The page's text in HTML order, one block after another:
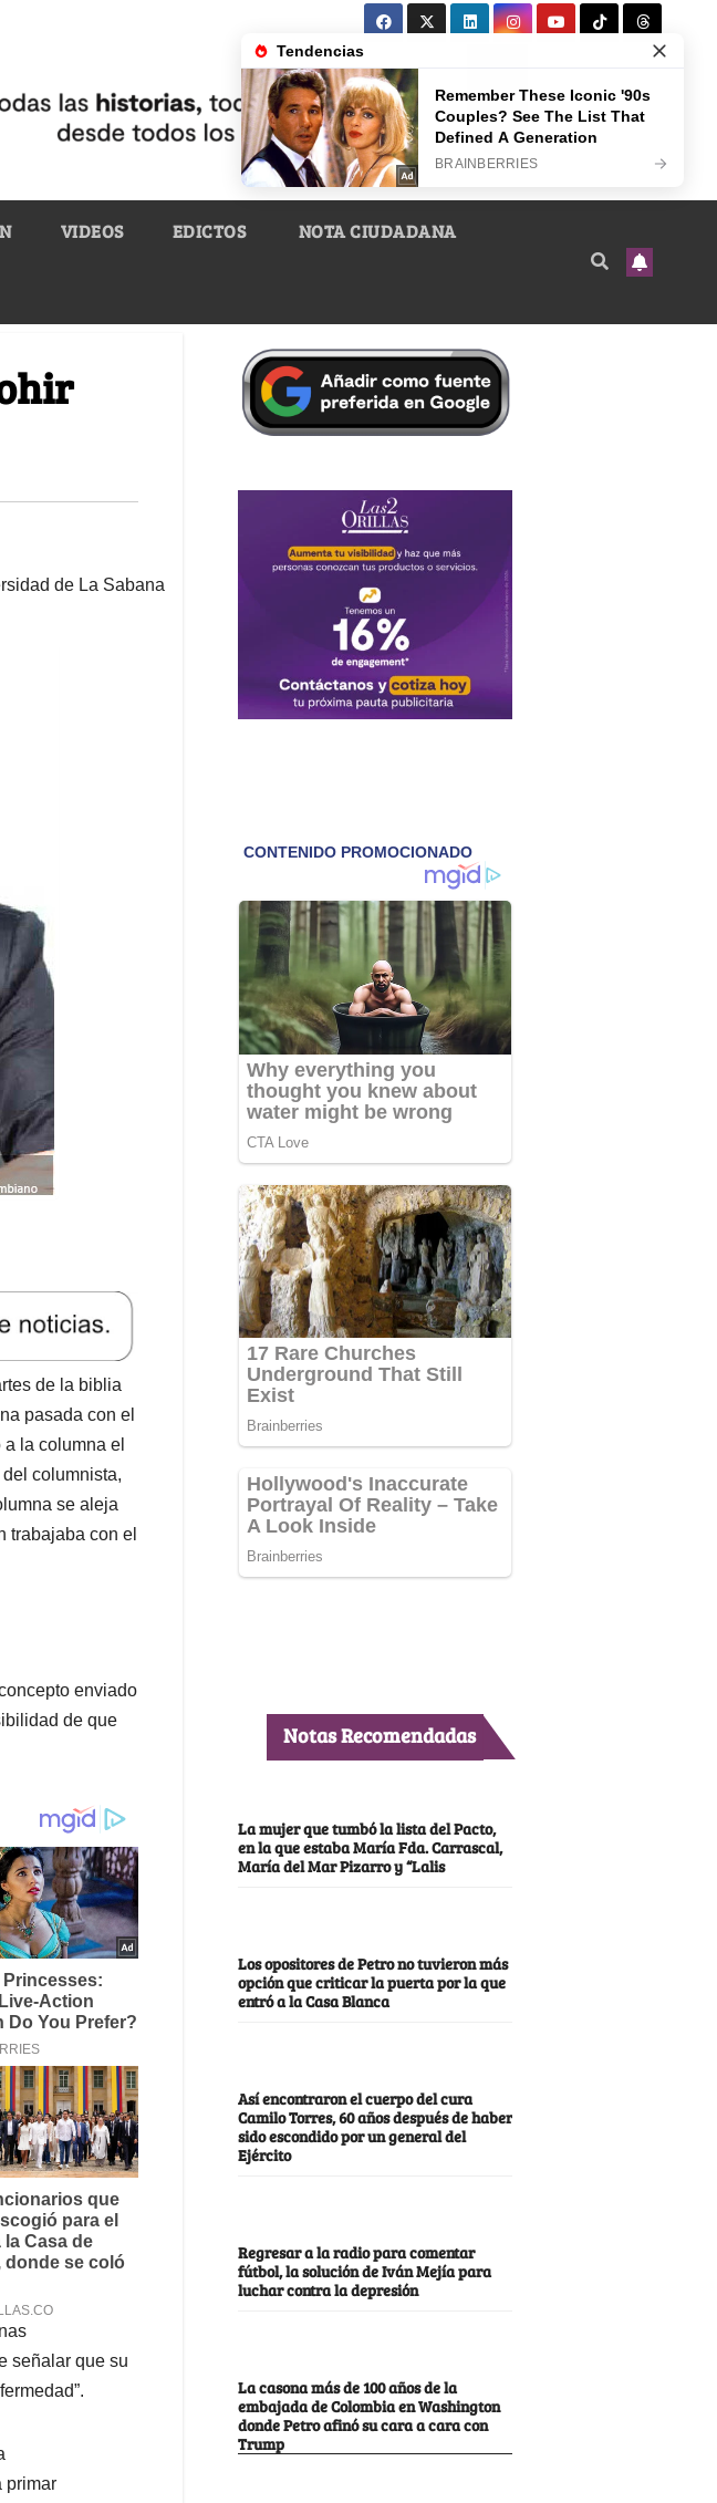
VIDEOS EDICTOS NOTA CIUDADANA
de La Sabana
de la biblia
pasada con el
la columna el
columnista,
se aleja
trabajaba con el
enviado
de que
señalar que su
primar
Notas Recomendadas
La mujer que tumbó la lista del Pacto,
en la que estaba María Fda. Carrascal,
María del Mar Pizarro y “Lalis
Los opositores de Petro no tuvieron más
opción que criticar la puerta por la que
entró a la Casa Blanca
Así encontraron el cuerpo del cura
Camilo Torres, 60 años después de haber
sido escondido por un general del
Ejército
Regresar a la radio para comentar
fútbol, la solución de Iván Mejía para
luchar contra la depresión
La casona más de 100 años de la
embajada de Colombia en Washington
donde Petro afinó su cara a cara con
Trump